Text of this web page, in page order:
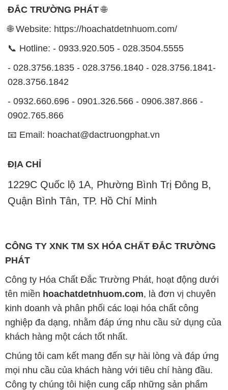
ĐẮC TRƯỜNG PHÁT🌐
🌐 Website: https://hoachatdetnhuom.com/
📞 Hotline: - 0933.920.505 - 028.3504.5555
- 028.3756.1835 - 028.3756.1840 - 028.3756.1841-
028.3756.1842
- 0932.660.696 - 0901.326.566 - 0906.387.866 -
0902.765.866
📧 Email: hoachat@dactruongphat.vn
ĐỊA CHỈ
1229C Quốc lộ 1A, Phường Bình Trị Đông B,
Quận Bình Tân, TP. Hồ Chí Minh
CÔNG TY XNK TM SX HÓA CHẤT ĐẮC TRƯỜNG
PHÁT
Công ty Hóa Chất Đắc Trường Phát, hoạt động dưới
tên miền hoachatdetnhuom.com, là đơn vị chuyên
kinh doanh và phân phối các loại hóa chất công
nghiệp đa dạng, nhằm đáp ứng nhu cầu sử dụng của
khách hàng một cách tốt nhất.
Chúng tôi cam kết mang đến sự hài lòng và đáp ứng
mọi nhu cầu của khách hàng với tiêu chí hàng đầu.
Công ty chúng tôi hiện cung cấp những sản phẩm